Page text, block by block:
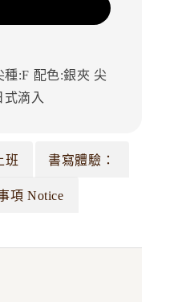
種:F 配色:銀夾尖
式滴入
班 書寫體驗：
項 Notice